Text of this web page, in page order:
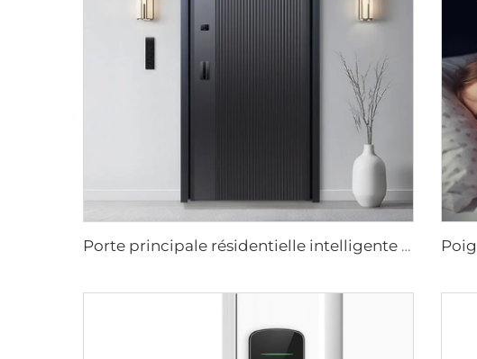
Porte principale résidentielle intelligente en aluminium de luxe pour sécurité M8